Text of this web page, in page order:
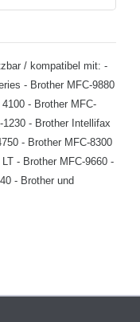
/ kompatibel mit: -
- Brother MFC-9880
- Brother MFC-
- Brother Intellifax
- Brother MFC-8300
- Brother MFC-9660 -
- Brother und